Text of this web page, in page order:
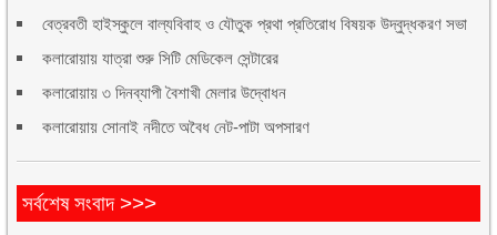
বেত্রবতী হাইস্কুলে বাল্যবিবাহ ও যৌতুক প্রথা প্রতিরোধ বিষয়ক উদ্বুদ্ধকরণ সভা
কলারোয়ায় যাত্রা শুরু সিটি মেডিকেল সেন্টারের
কলারোয়ায় ৩ দিনব্যাপী বৈশাখী মেলার উদ্বোধন
কলারোয়ায় সোনাই নদীতে অবৈধ নেট-পাটা অপসারণ
সর্বশেষ সংবাদ >>>